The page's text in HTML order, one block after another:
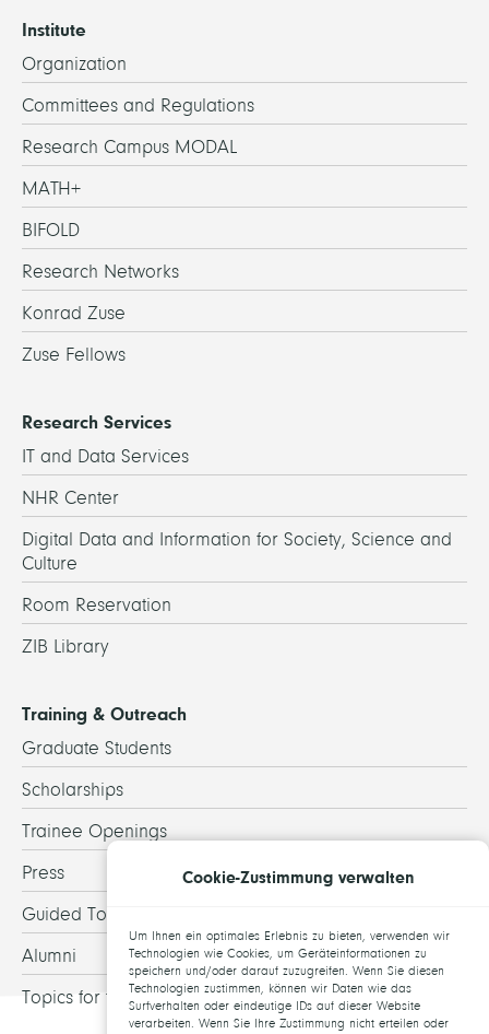
Institute
Organization
Committees and Regulations
Research Campus MODAL
MATH+
BIFOLD
Research Networks
Konrad Zuse
Zuse Fellows
Research Services
IT and Data Services
NHR Center
Digital Data and Information for Society, Science and
Culture
Room Reservation
ZIB Library
Training & Outreach
Graduate Students
Scholarships
Trainee Openings
Press
Guided Tours
Alumni
Topics for theses
Cookie-Zustimmung verwalten
Um Ihnen ein optimales Erlebnis zu bieten, verwenden wir
Technologien wie Cookies, um Geräteinformationen zu
speichern und/oder darauf zuzugreifen. Wenn Sie diesen
Technologien zustimmen, können wir Daten wie das
Surfverhalten oder eindeutige IDs auf dieser Website
verarbeiten. Wenn Sie Ihre Zustimmung nicht erteilen oder